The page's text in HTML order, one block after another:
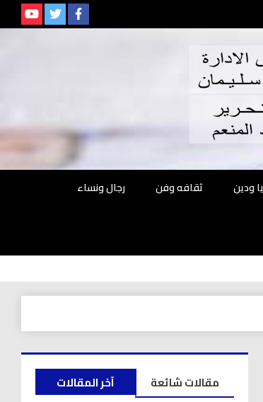
ودين ثقافه وفن
رجال ونساء
آخر المقالات
مقالات شائعة